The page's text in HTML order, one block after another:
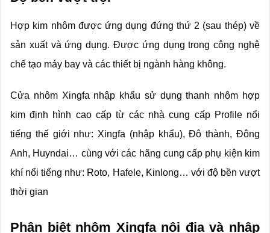
Hợp kim nhôm được ứng dụng đứng thứ 2 (sau thép) về
sản xuất và ứng dụng. Được ứng dụng trong công nghệ
chế tạo máy bay và các thiết bị ngành hàng không.
Cửa nhôm Xingfa nhập khẩu sử dụng thanh nhôm hợp
kim định hình cao cấp từ các nhà cung cấp Profile nổi
tiếng thế giới như: Xingfa (nhập khẩu), Đô thành, Đông
Anh, Huyndai… cùng với các hãng cung cấp phụ kiện kim
khí nổi tiếng như: Roto, Hafele, Kinlong… với độ bền vượt
thời gian
Phân biệt nhôm Xingfa nội địa và nhập